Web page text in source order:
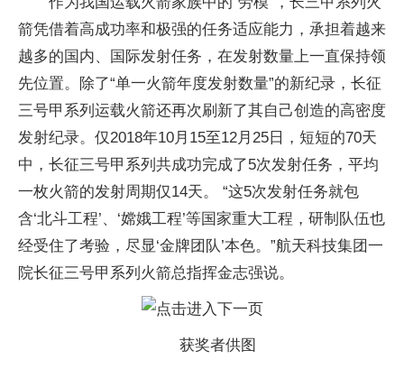
箭凭借着高成功率和极强的任务适应能力，承担着越来
越多的国内、国际发射任务，在发射数量上一直保持领
先位置。除了“单一火箭年度发射数量”的新纪录，长征
三号甲系列运载火箭还再次刷新了其自己创造的高密度
发射纪录。仅2018年10月15至12月25日，短短的70天
中，长征三号甲系列共成功完成了5次发射任务，平均
一枚火箭的发射周期仅14天。 “这5次发射任务就包
含‘北斗工程’、‘嫦娥工程’等国家重大工程，研制队伍也
经受住了考验，尽显‘金牌团队’本色。”航天科技集团一
院长征三号甲系列火箭总指挥金志强说。
获奖者供图